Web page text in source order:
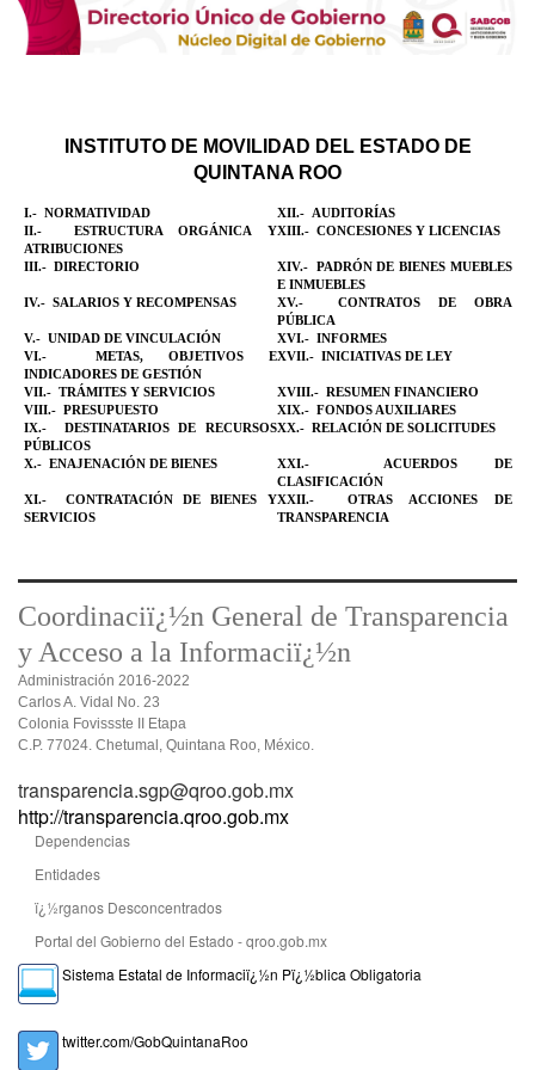
INSTITUTO DE MOVILIDAD DEL ESTADO DE
QUINTANA ROO
I.-NORMATIVIDAD XII.-AUDITORÍAS
II.-ESTRUCTURA ORGÁNICA Y
ATRIBUCIONES
XIII.-CONCESIONES Y LICENCIAS
III.-DIRECTORIO XIV.-PADRÓN DE BIENES MUEBLES
E INMUEBLES
IV.-SALARIOS Y RECOMPENSAS XV.-CONTRATOS DE OBRA
PÚBLICA
V.-UNIDAD DE VINCULACIÓN XVI.-INFORMES
VI.-METAS, OBJETIVOS E
INDICADORES DE GESTIÓN
XVII.-INICIATIVAS DE LEY
VII.-TRÁMITES Y SERVICIOS XVIII.-RESUMEN FINANCIERO
VIII.-PRESUPUESTO XIX.-FONDOS AUXILIARES
IX.-DESTINATARIOS DE RECURSOS
PÚBLICOS
XX.-RELACIÓN DE SOLICITUDES
X.-ENAJENACIÓN DE BIENES XXI.-ACUERDOS DE
CLASIFICACIÓN
XI.-CONTRATACIÓN DE BIENES Y
SERVICIOS
XXII.-OTRAS ACCIONES DE
TRANSPARENCIA
Coordinaciï¿½n General de Transparencia
y Acceso a la Informaciï¿½n
Administración 2016-2022
Carlos A. Vidal No. 23
Colonia Fovissste II Etapa
C.P. 77024. Chetumal, Quintana Roo, México.
transparencia.sgp@qroo.gob.mx
http://transparencia.qroo.gob.mx
Dependencias
Entidades
ï¿½rganos Desconcentrados
Portal del Gobierno del Estado - qroo.gob.mx
Sistema Estatal de Informaciï¿½n Pï¿½blica Obligatoria
twitter.com/GobQuintanaRoo